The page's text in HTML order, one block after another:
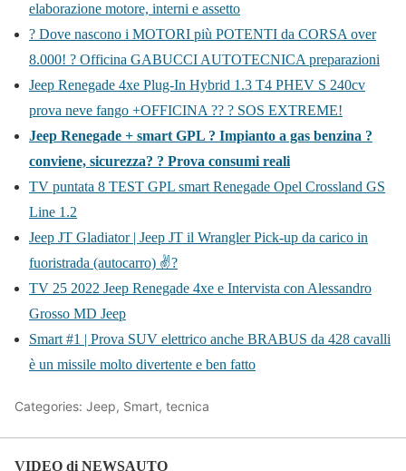
elaborazione motore, interni e assetto
? Dove nascono i MOTORI più POTENTI da CORSA over
8.000! ? Officina GABUCCI AUTOTECNICA preparazioni
Jeep Renegade 4xe Plug-In Hybrid 1.3 T4 PHEV S 240cv
prova neve fango +OFFICINA ?? ? SOS EXTREME!
Jeep Renegade + smart GPL ? Impianto a gas benzina ?
conviene, sicurezza? ? Prova consumi reali
TV puntata 8 TEST GPL smart Renegade Opel Crossland GS
Line 1.2
Jeep JT Gladiator | Jeep JT il Wrangler Pick-up da carico in
fuoristrada (autocarro) ✌?
TV 25 2022 Jeep Renegade 4xe e Intervista con Alessandro
Grosso MD Jeep
Smart #1 | Prova SUV elettrico anche BRABUS da 428 cavalli
è un missile molto divertente e ben fatto
Categories: Jeep, Smart, tecnica
VIDEO di NEWSAUTO